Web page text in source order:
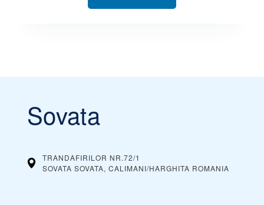
Sovata
TRANDAFIRILOR NR.72/1
SOVATA SOVATA, CALIMANI/HARGHITA ROMANIA